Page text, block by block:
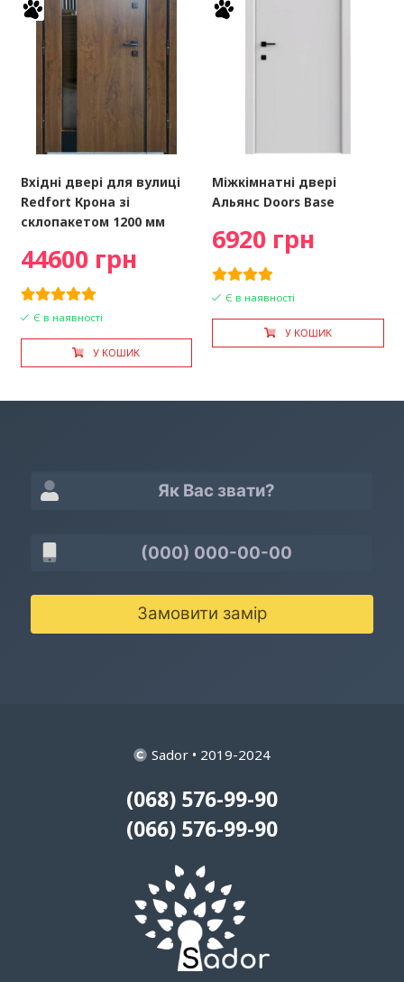
Вхідні двері для вулиці
Redfort Крона зі
склопакетом 1200 мм
44600 грн
Є в наявності
У КОШИК
Міжкімнатні двері
Альянс Doors Base
6920 грн
Є в наявності
У КОШИК
Замовити замір
Sador • 2019-2024
(068) 576-99-90
(066) 576-99-90